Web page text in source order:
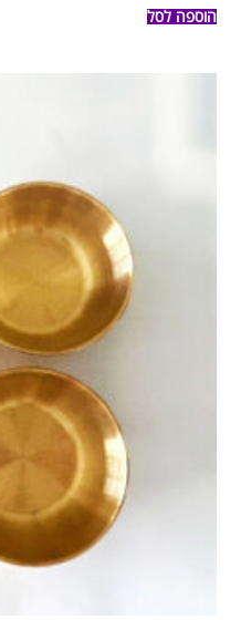
הוספה לסל